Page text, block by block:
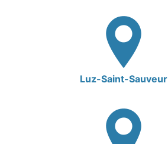
Luz-Saint-Sauveur